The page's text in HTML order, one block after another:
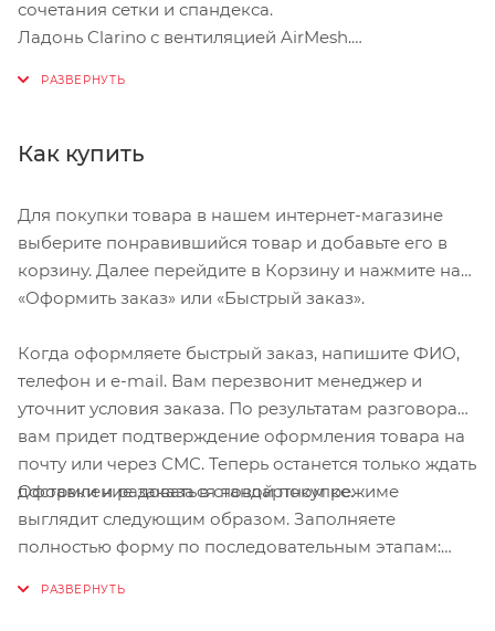
сочетания сетки и спандекса.
Ладонь Clarino с вентиляцией AirMesh.
Как купить
Для покупки товара в нашем интернет-магазине
выберите понравившийся товар и добавьте его в
корзину. Далее перейдите в Корзину и нажмите на
«Оформить заказ» или «Быстрый заказ».
Когда оформляете быстрый заказ, напишите ФИО,
телефон и e-mail. Вам перезвонит менеджер и
уточнит условия заказа. По результатам разговора
вам придет подтверждение оформления товара на
почту или через СМС. Теперь останется только ждать
доставки и радоваться новой покупке.
Оформление заказа в стандартном режиме
выглядит следующим образом. Заполняете
полностью форму по последовательным этапам: